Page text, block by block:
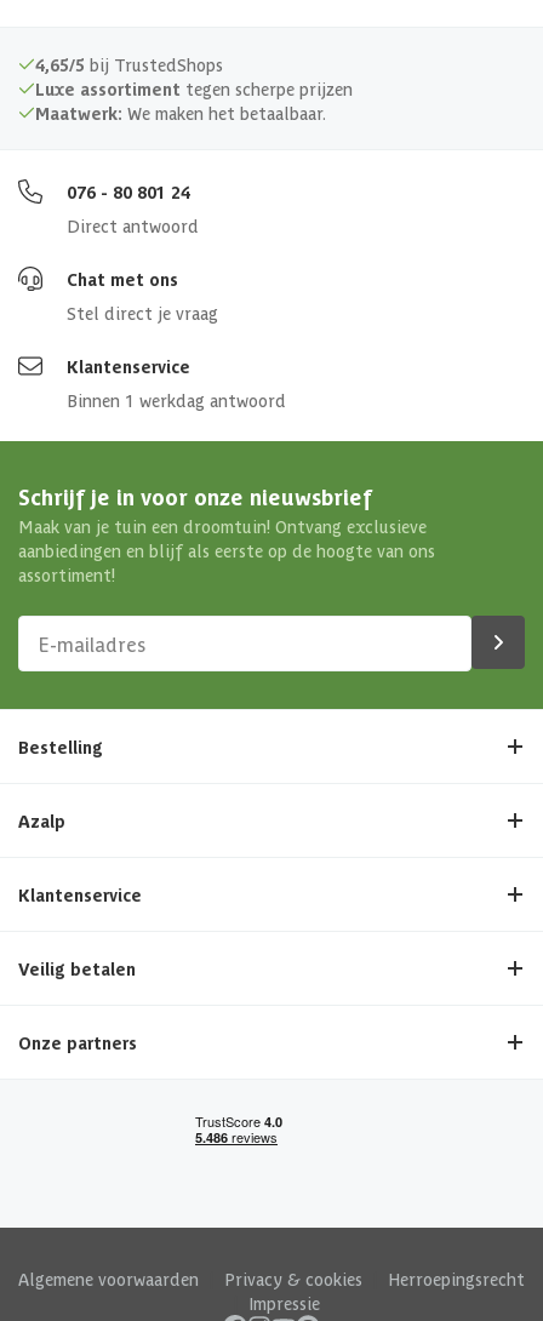
4,65/5 bij TrustedShops
Luxe assortiment tegen scherpe prijzen
Maatwerk: We maken het betaalbaar.
076 - 80 801 24
Direct antwoord
Chat met ons
Stel direct je vraag
Klantenservice
Binnen 1 werkdag antwoord
Schrijf je in voor onze nieuwsbrief
Maak van je tuin een droomtuin! Ontvang exclusieve
aanbiedingen en blijf als eerste op de hoogte van ons
assortiment!
Bestelling
Azalp
Klantenservice
Veilig betalen
Onze partners
Algemene voorwaarden Privacy & cookies
Herroepingsrecht
Impressie